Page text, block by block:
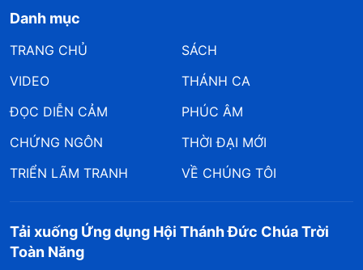
Danh mục
TRANG CHỦ
SÁCH
VIDEO
THÁNH CA
ĐỌC DIỄN CẢM
PHÚC ÂM
CHỨNG NGÔN
THỜI ĐẠI MỚI
TRIỂN LÃM TRANH
VỀ CHÚNG TÔI
Tải xuống Ứng dụng Hội Thánh Đức Chúa Trời
Toàn Năng